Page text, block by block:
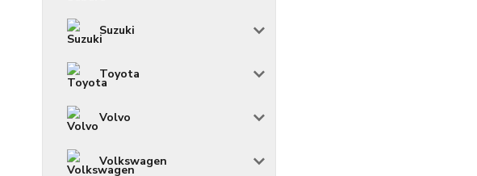
Suzuki
Toyota
Volvo
Volkswagen